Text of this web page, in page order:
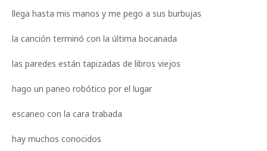
llega hasta mis manos y me pego a sus burbujas
la canción terminó con la última bocanada
las paredes están tapizadas de libros viejos
hago un paneo robótico por el lugar
escaneo con la cara trabada
hay muchos conocidos